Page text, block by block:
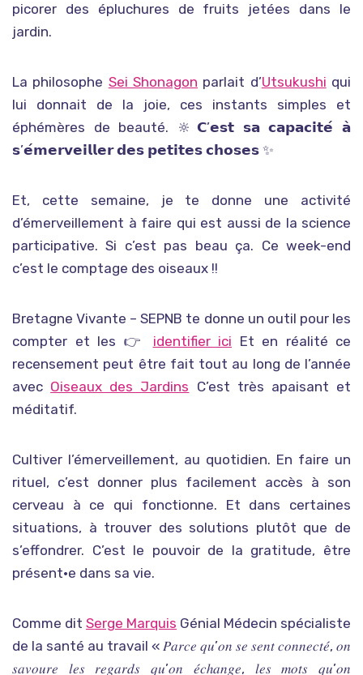
picorer des épluchures de fruits jetées dans le
jardin.
La philosophe Sei Shonagon parlait d’Utsukushi qui
lui donnait de la joie, ces instants simples et
éphémères de beauté. 🔆𝗖’𝗲𝘀𝘁 𝘀𝗮 𝗰𝗮𝗽𝗮𝗰𝗶𝘁𝗲́ 𝗮̀
𝘀’𝗲́𝗺𝗲𝗿𝘃𝗲𝗶𝗹𝗹𝗲𝗿 𝗱𝗲𝘀 𝗽𝗲𝘁𝗶𝘁𝗲𝘀 𝗰𝗵𝗼𝘀𝗲𝘀 ✨️
Et, cette semaine, je te donne une activité
d’émerveillement à faire qui est aussi de la science
participative. Si c’est pas beau ça. Ce week-end
c’est le comptage des oiseaux !!
Bretagne Vivante – SEPNB te donne un outil pour les
compter et les 👉 identifier ici Et en réalité ce
recensement peut être fait tout au long de l’année
avec Oiseaux des Jardins C’est très apaisant et
méditatif.
Cultiver l’émerveillement, au quotidien. En faire un
rituel, c’est donner plus facilement accès à son
cerveau à ce qui fonctionne. Et dans certaines
situations, à trouver des solutions plutôt que de
s’effondrer. C’est le pouvoir de la gratitude, être
présent·e dans sa vie.
Comme dit Serge Marquis Génial Médecin spécialiste
de la santé au travail « 𝑃𝑎𝑟𝑐𝑒 𝑞𝑢’𝑜𝑛 𝑠𝑒 𝑠𝑒𝑛𝑡 𝑐𝑜𝑛𝑛𝑒𝑐𝑡𝑒́, 𝑜𝑛
𝑠𝑎𝑣𝑜𝑢𝑟𝑒 𝑙𝑒𝑠 𝑟𝑒𝑔𝑎𝑟𝑑𝑠 𝑞𝑢’𝑜𝑛 𝑒́𝑐ℎ𝑎𝑛𝑔𝑒, 𝑙𝑒𝑠 𝑚𝑜𝑡𝑠 𝑞𝑢’𝑜𝑛